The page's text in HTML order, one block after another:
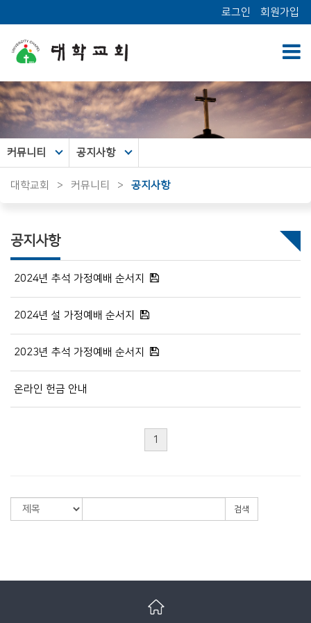
회원가입
로그인
커뮤니티 공지사항
대학교회 > 커뮤니티 > 공지사항
공지사항
2024년 추석 가정예배 순서지
2024년 설 가정예배 순서지
2023년 추석 가정예배 순서지
온라인 헌금 안내
1
검색